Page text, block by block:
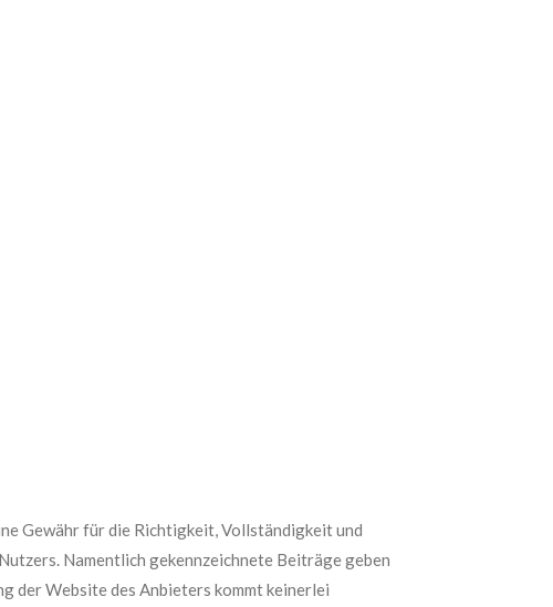
Gewähr für die Richtigkeit, Vollständigkeit und
Namentlich gekennzeichnete Beiträge geben
der Website des Anbieters kommt keinerlei